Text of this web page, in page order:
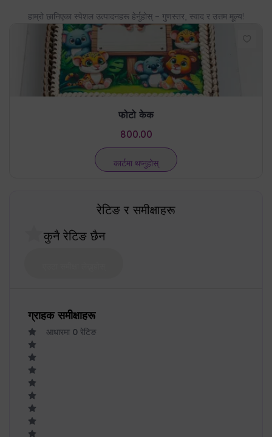
हाम्रो छानिएका स्पेशल उत्पादनहरू हेर्नुहोस् – गुणस्तर, स्वाद र उत्तम मूल्य!
फोटो केक
800.00
कार्टमा थप्नुहोस्
रेटिङ र समीक्षाहरू
कुनै रेटिङ छैन
ग्राहक समीक्षाहरू
आधारमा 0 रेटिङ